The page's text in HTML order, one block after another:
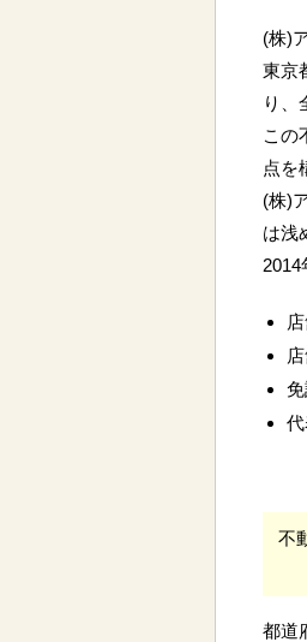
(株)
東京
り、
この
点を
(株)
は浅
不
都道